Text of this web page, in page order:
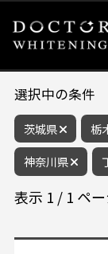
選択中の条件
茨城県 栃
神奈川県
表示 1 / 1 ペ